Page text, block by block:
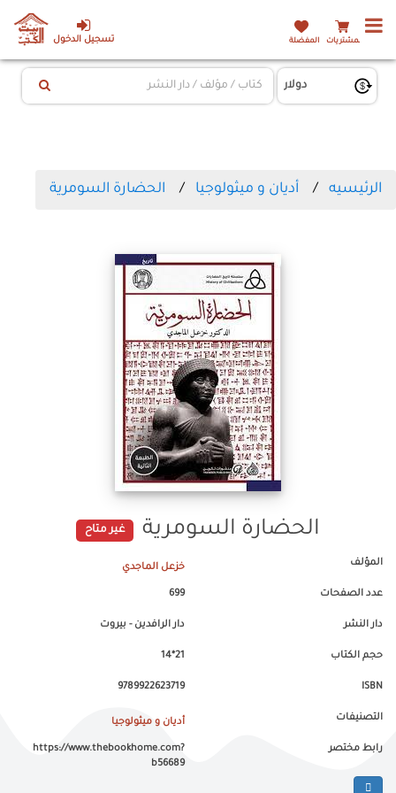
تسجيل الدخول المشتريات المفضلة
الرئيسيه أديان و ميثولوجيا الحضارة السومرية
الحضارة السومرية غير متاح
المؤلف خزعل الماجدي
عدد الصفحات 699
دار النشر دار الرافدين - بيروت
حجم الكتاب 21*14
ISBN
9789922623719
التصنيفات أديان و ميثولوجيا
رابط مختصر
https://www.thebookhome.com?
b56689